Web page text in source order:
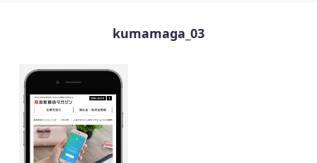
kumamaga_03